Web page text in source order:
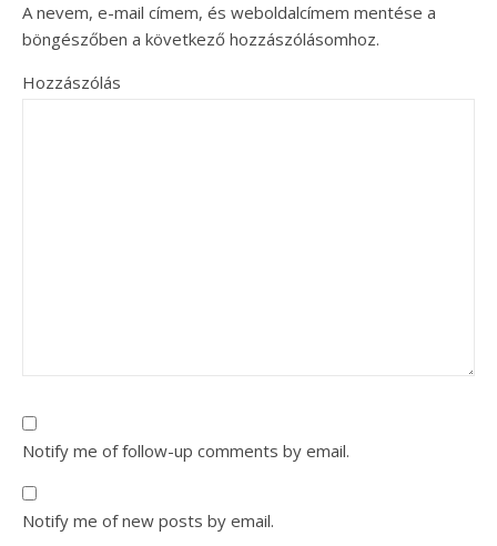
A nevem, e-mail címem, és weboldalcímem mentése a
böngészőben a következő hozzászólásomhoz.
Hozzászólás
Notify me of follow-up comments by email.
Notify me of new posts by email.